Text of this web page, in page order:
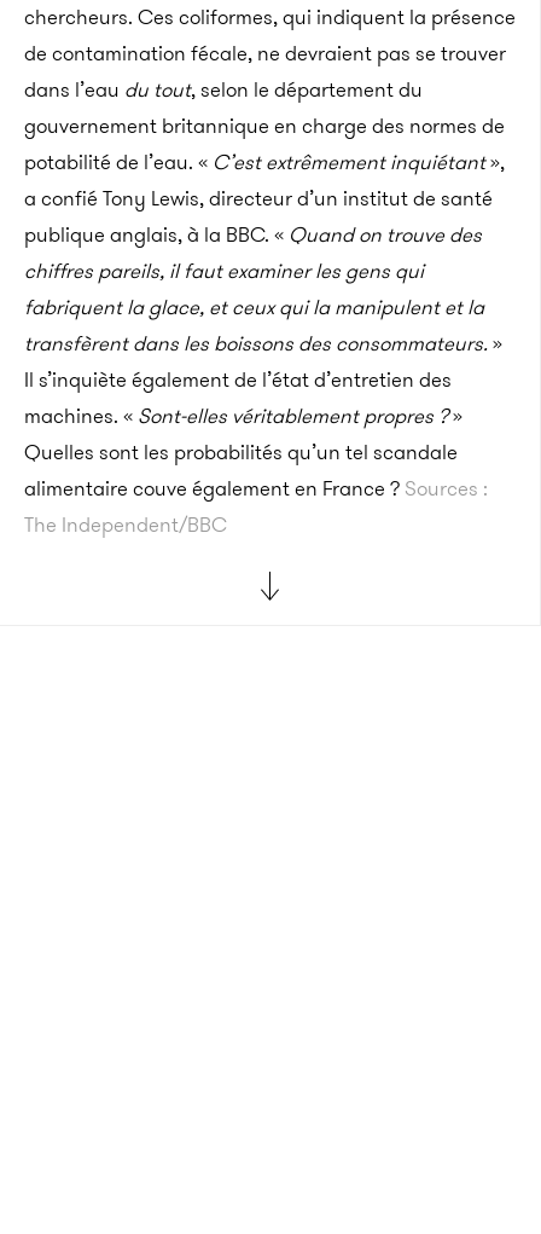
chercheurs. Ces coliformes, qui indiquent la présence
de contamination fécale, ne devraient pas se trouver
dans l’eau du tout, selon le département du
gouvernement britannique en charge des normes de
potabilité de l’eau. « C’est extrêmement inquiétant»,
a confié Tony Lewis, directeur d’un institut de santé
publique anglais, à la BBC. « Quand on trouve des
chiffres pareils, il faut examiner les gens qui
fabriquent la glace, et ceux qui la manipulent et la
transfèrent dans les boissons des consommateurs.»
Il s’inquiète également de l’état d’entretien des
machines. « Sont-elles véritablement propres ?»
Quelles sont les probabilités qu’un tel scandale
alimentaire couve également en France ? Sources :
The Independent/BBC